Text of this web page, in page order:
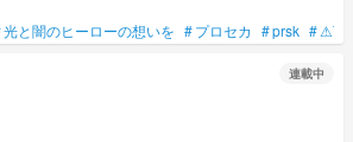
光と闇のヒーローの想いを #プロセカ #prsk #⚠下
連載中